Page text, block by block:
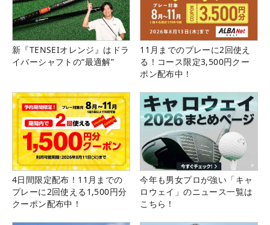
新『TENSEIオレンジ』はドラ
イバーシャフトの“最適解”
11月までのプレーに2回使え
る！コース限定3,500円クー
ポン配布中！
4日間限定配布！11月までの
プレーに2回使える1,500円分
クーポン配布中！
今年も男女プロが強い「キャ
ロウェイ」のニュース一覧は
こちら！